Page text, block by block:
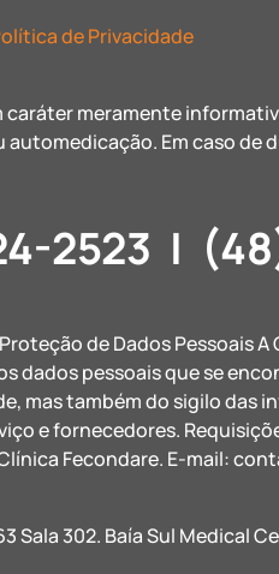
de Privacidade
caráter meramente
Em caso de
2523 |
Proteção de Dados
dados pessoais que se
mas também do sigilo das
e fornecedores.
Fecondare. E-mail:
Sala 302. Baía Sul Medical